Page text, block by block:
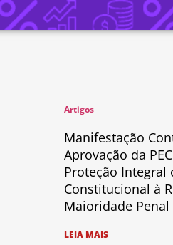
Artigos
Manifestação
Aprovação da
Proteção Integral
Constitucional à
Maioridade Penal
LEIA MAIS